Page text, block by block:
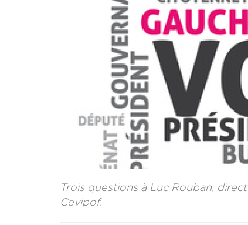
Trois questions à Luc Rouban,
Cevipof.